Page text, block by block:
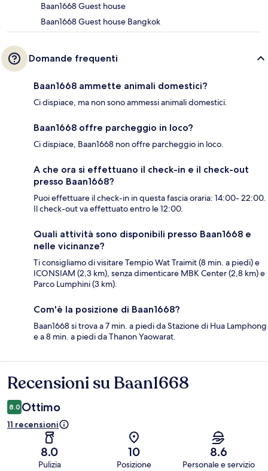
Baan1668 Guest house
Baan1668 Guest house Bangkok
Domande frequenti
Baan1668 ammette animali domestici?
Ci dispiace, ma non sono ammessi animali domestici.
Baan1668 offre parcheggio in loco?
Ci dispiace, Baan1668 non offre parcheggio in loco.
A che ora si effettuano il check-in e il check-out
presso Baan1668?
Puoi effettuare il check-in in questa fascia oraria: 14:00- 22:00.
Il check-out va effettuato entro le 12:00.
Quali attività sono disponibili presso Baan1668 e
nelle vicinanze?
Ti consigliamo di visitare Tempio Wat Traimit (8 min. a piedi) e
ICONSIAM (2,3 km), senza dimenticare MBK Center (2,8 km) e
Parco Lumphini (3 km).
Com'è la posizione di Baan1668?
Baan1668 si trova a 7 min. a piedi da Stazione di Hua Lamphong
e a 8 min. a piedi da Thanon Yaowarat.
Recensioni
Recensioni su Baan1668
8.0 Ottimo
11 recensioni
8.0
Pulizia
10
Posizione
8.6
Personale e servizio